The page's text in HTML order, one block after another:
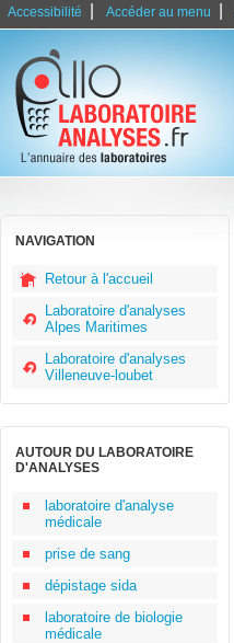
Accessibilité Accéder au menu
NAVIGATION
Retour à l'accueil
Laboratoire d'analyses
Alpes Maritimes
Laboratoire d'analyses
Villeneuve-loubet
AUTOUR DU LABORATOIRE
D'ANALYSES
laboratoire d'analyse
médicale
prise de sang
dépistage sida
laboratoire de biologie
médicale